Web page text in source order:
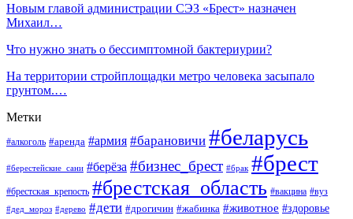
Новым главой администрации СЭЗ «Брест» назначен
Михаил…
Что нужно знать о бессимптомной бактериурии?
На территории стройплощадки метро человека засыпало
грунтом.…
Метки
#алкоголь #аренда #армия #барановичи #беларусь
#берестейские_сани #берёза #бизнес_брест #брак #брест
#брестская_крепость #брестская_область #вакцина #вуз
#дед_мороз #дерево #дети #дрогичин #жабинка #животное #здоровье